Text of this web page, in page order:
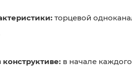
торцевой
в начале